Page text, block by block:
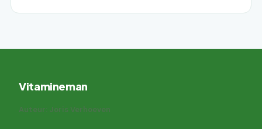
Vitamineman
Auteur: Joris Verhoeven